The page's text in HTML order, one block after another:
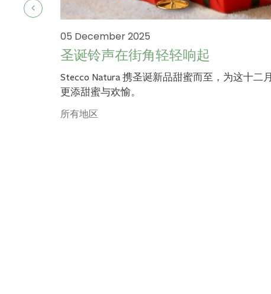
05 December 2025
圣诞铃声在街角轻轻响起
Stecco Natura 携圣诞新品甜蜜而至，为这十二月
更添甜蜜与欢愉。
所有地区